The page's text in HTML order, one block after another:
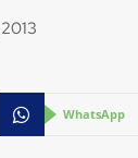
WhatsApp